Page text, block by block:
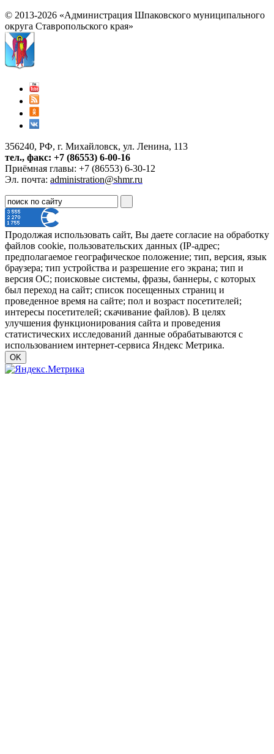
© 2013-2026 «Администрация Шпаковского муниципального
округа Ставропольского края»
356240, РФ, г. Михайловск, ул. Ленина, 113
тел., факс: +7 (86553) 6-00-16
Приёмная главы: +7 (86553) 6-30-12
Эл. почта: administration@shmr.ru
Продолжая использовать сайт, Вы даете согласие на обработку
файлов cookie, пользовательских данных (IP-адрес;
предполагаемое географическое положение; тип, версия, язык
браузера; тип устройства и разрешение его экрана; тип и
версия ОС; поисковые системы, фразы, баннеры, с которых
был переход на сайт; список посещенных страниц и
проведенное время на сайте; пол и возраст посетителей;
интересы посетителей; скачивание файлов). В целях
улучшения функционирования сайта и проведения
статистических исследований данные обрабатываются с
использованием интернет-сервиса Яндекс Метрика.
OK